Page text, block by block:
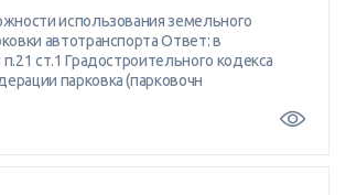
использования земельного
автотранспорта Ответ: в
ст.1 Градостроительного кодекса
парковка (парковочн